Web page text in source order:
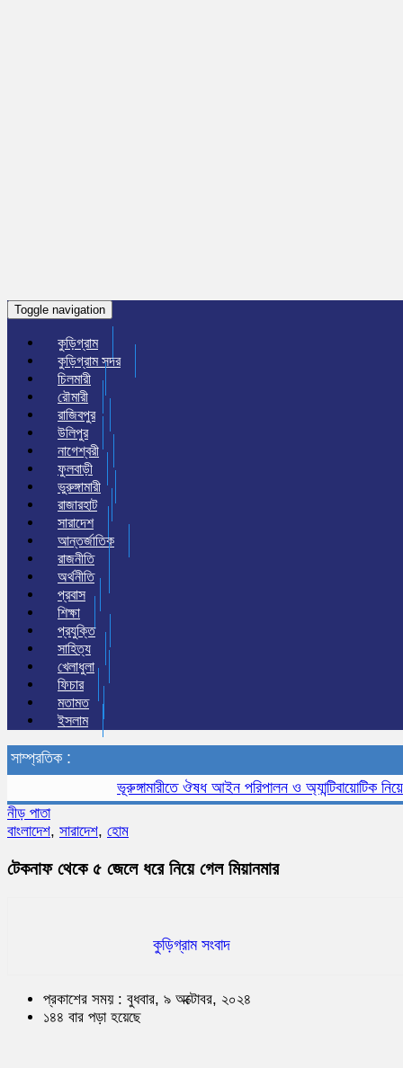
Toggle navigation
কুড়িগ্রাম
কুড়িগ্রাম সদর
চিলমারী
রৌমারী
রাজিবপুর
উলিপুর
নাগেশ্বরী
ফুলবাড়ী
ভুরুঙ্গামারী
রাজারহাট
সারাদেশ
আন্তর্জাতিক
রাজনীতি
অর্থনীতি
প্রবাস
শিক্ষা
প্রযুক্তি
সাহিত্য
খেলাধুলা
ফিচার
মতামত
ইসলাম
সাম্প্রতিক :
ভূরুঙ্গামারীতে ঔষধ আইন পরিপালন ও অ্যান্টিবায়োটিক নিয়ে
নীড় পাতা
বাংলাদেশ, সারাদেশ, হোম
টেকনাফ থেকে ৫ জেলে ধরে নিয়ে গেল মিয়ানমার
কুড়িগ্রাম সংবাদ
প্রকাশের সময় : বুধবার, ৯ অক্টোবর, ২০২৪
১৪৪ বার পড়া হয়েছে